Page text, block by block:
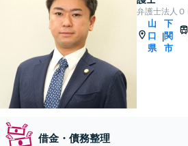
弁護士法人
山
口
県
|
下
関
市
借金・債務整理